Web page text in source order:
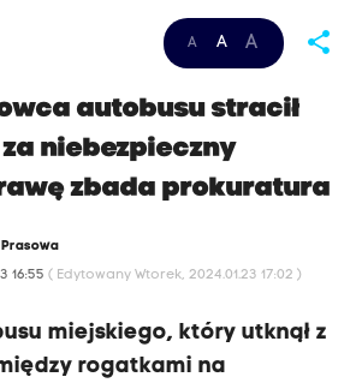
A A A share
autobusu stracił
niebezpieczny
zbada prokuratura
16:55 ( Edytowany Wtorek, 2024.01.23 17:02 )
miejskiego, który utknął z
rogatkami na